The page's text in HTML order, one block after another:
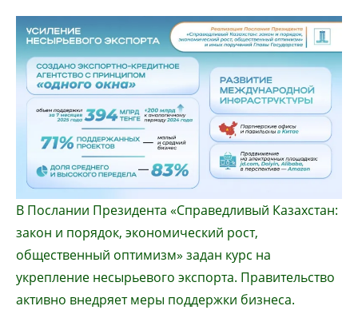
В Послании Президента «Справедливый Казахстан:
закон и порядок, экономический рост,
общественный оптимизм» задан курс на
укрепление несырьевого экспорта. Правительство
активно внедряет меры поддержки бизнеса.